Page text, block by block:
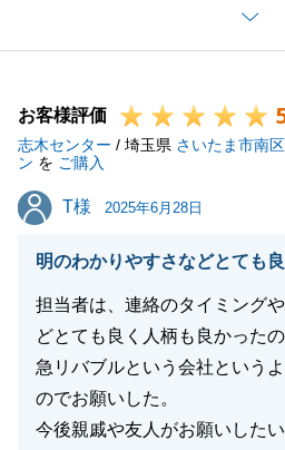
また、不動産の件でお困りの
でもご用命下さい、今後とも
お客様評価
志木センター / 埼玉県 さいたま市南区
ン を ご購入
T様
T様 2025年6月28日
明のわかりやすさなどとても
担当者は、連絡のタイミング
どとても良く人柄も良かった
急リバブルという会社という
のでお願いした。
今後親戚や友人がお願いした